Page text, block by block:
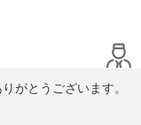
お過ごしいただける
とうございました。
ル
がとうございます。